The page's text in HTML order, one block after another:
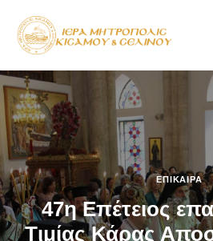
ΕΠΊΚΑΙΡΑ
47η Επέτειος
Τιμίας Κάρας